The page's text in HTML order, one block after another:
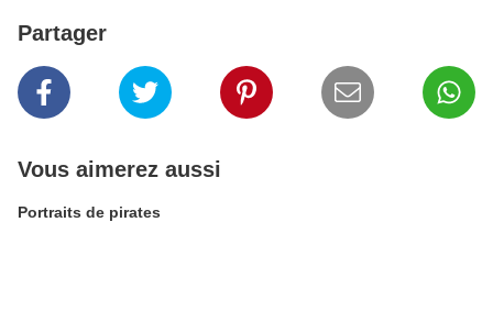
Partager
Vous aimerez aussi
Portraits de pirates